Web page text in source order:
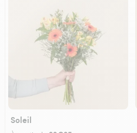
Soleil